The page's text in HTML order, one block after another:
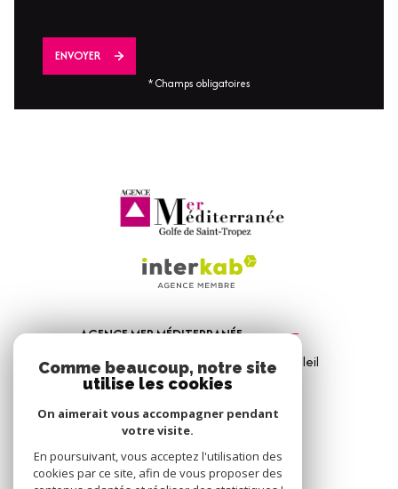
ENVOYER
* Champs obligatoires
AGENCE MER MÉDITERRANÉE
1, Avenue de la Mer - Les Vitrines du Soleil
83310Port Grimaud
04 94 56 09 12
info@amm-immobilier.com
Comme beaucoup, notre site
utilise les cookies
On aimerait vous accompagner pendant
votre visite.
En poursuivant, vous acceptez l'utilisation des
cookies par ce site, afin de vous proposer des